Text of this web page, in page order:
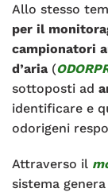
Allo stesso
per il
campionatori
d’aria (
sottoposti ad
identificare e
odorigeni
Attraverso il
sistema